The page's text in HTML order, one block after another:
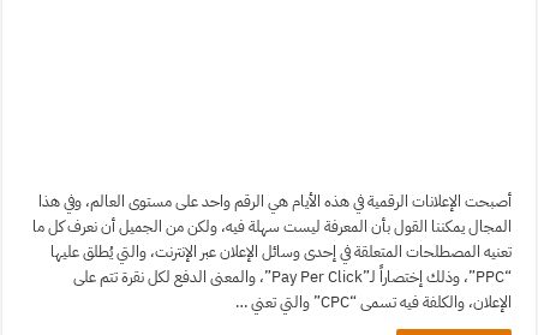
أصبحت الإعلانات الرقمية في هذه الأيام هي الرقم واحد على مستوى العالم، وفي هذا
المجال يمكننا القول بأن المعرفة ليست سهلة فيه، ولكن من الجميل أن نعرف كل ما
تعنيه المصطلحات المتعلقة في إحدى وسائل الإعلان عبر الإنترنت، والتي يُطلق عليها
“PPC”، وذلك إختصاراً لـ”Pay Per Click”، والمعنى الدفع لكل نقرة تتم على
الإعلان، والكلفة فيه تسمى “CPC” والتي تعني …